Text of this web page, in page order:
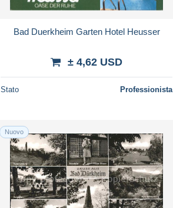
Bad Duerkheim Garten Hotel Heusser
± 4,62 USD
Stato Professionista
Nuovo